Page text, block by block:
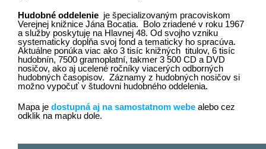
Hudobné oddelenie je špecializovaným pracoviskom
Verejnej knižnice Jána Bocatia. Bolo zriadené v roku 1967
a služby poskytuje na Hlavnej 48. Od svojho vzniku
systematicky dopĺňa svoj fond a tematicky ho spracúva.
Aktuálne ponúka viac ako 3 tisíc knižných titulov, 6 tisíc
hudobnín, 7500 gramoplatní, takmer 3 500 CD a DVD
nosičov, ako aj ucelené ročníky viacerých odborných
hudobných časopisov. Záznamy z hudobných nosičov si
možno vypočuť v študovni hudobného oddelenia.
Mapa je dostupná aj na samostatnom webe alebo cez
odklik na mapku dole.